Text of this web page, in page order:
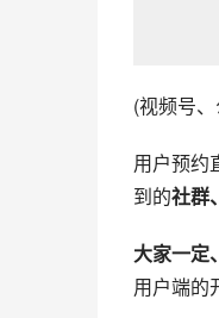
(视频号
用户预约
到的社群
大家一定
用户端的